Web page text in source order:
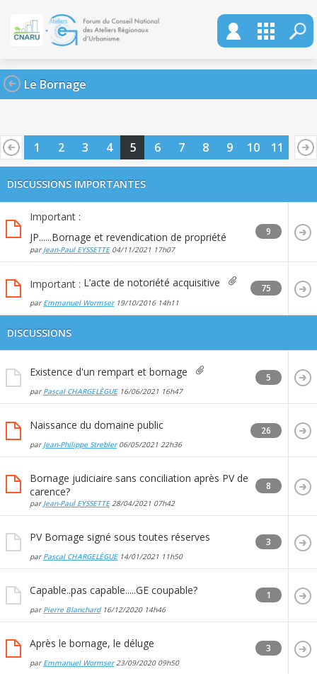
Le Bornage
1 2 3 4 5 6 7 8 9 10 11
DISCUSSIONS IMPORTANTES
Important :
JP......Bornage et revendication de propriété
par Jean-Paul EYSSETTE04/11/2021 17h07
9
Important : L’acte de notoriété acquisitive
par Emmanuel Wormser19/10/2016 14h11
75
DISCUSSIONS
Existence d'un rempart et bornage
par Pascal CHARGELÈGUE16/06/2021 16h47
5
Naissance du domaine public
par Jean-Philippe Strebler06/05/2021 22h36
26
Bornage judiciaire sans conciliation après PV de
carence?
par Jean-Paul EYSSETTE28/04/2021 07h42
8
PV Bornage signé sous toutes réserves
par Pascal CHARGELÈGUE14/01/2021 11h50
3
Capable..pas capable.....GE coupable?
par Pierre Blanchard16/12/2020 14h46
1
Après le bornage, le déluge
par Emmanuel Wormser23/09/2020 09h50
3